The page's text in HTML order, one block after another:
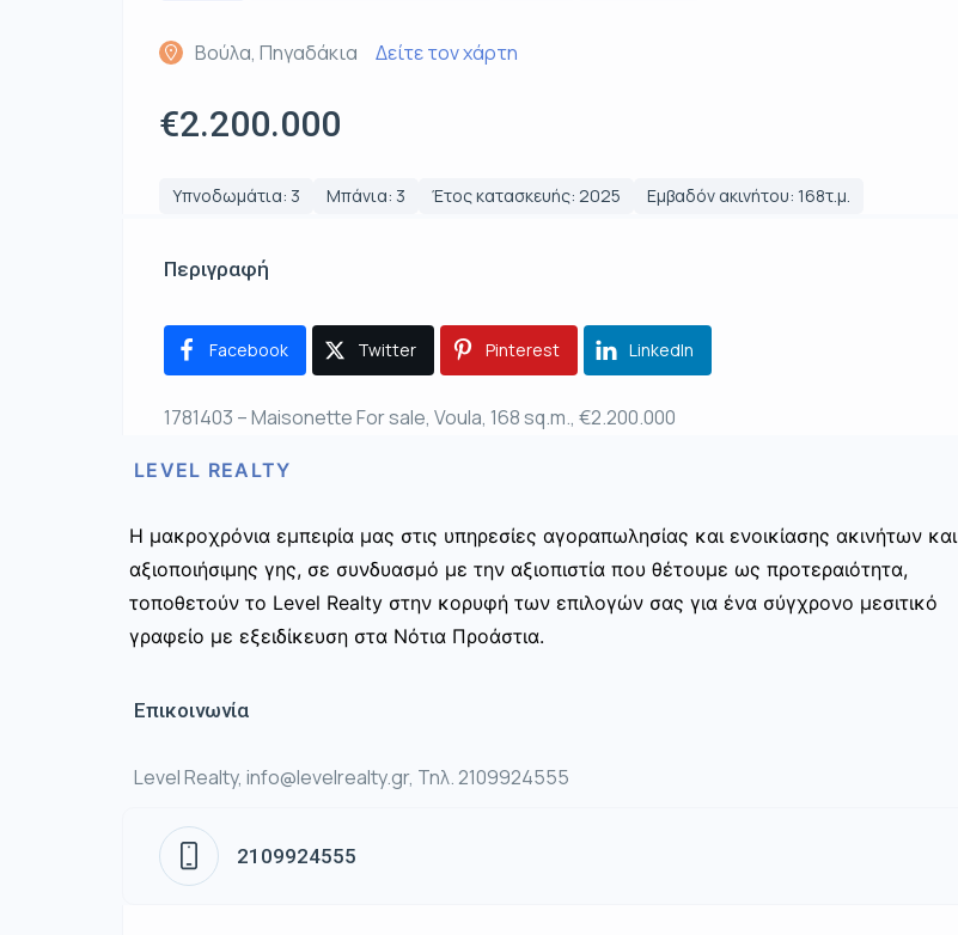
Βούλα, Πηγαδάκια Δείτε τον χάρτη
€2.200.000
Υπνοδωμάτια: 3 Μπάνια: 3 Έτος κατασκευής: 2025 Εμβαδόν ακινήτου: 168τ.μ.
Περιγραφή
Facebook Twitter Pinterest LinkedIn
1781403 – Maisonette For sale, Voula, 168 sq.m., €2.200.000
LEVEL REALTY
Η μακροχρόνια εμπειρία μας στις υπηρεσίες αγοραπωλησίας και ενοικίασης ακινήτων και
αξιοποιήσιμης γης, σε συνδυασμό με την αξιοπιστία που θέτουμε ως προτεραιότητα,
τοποθετούν το Level Realty στην κορυφή των επιλογών σας για ένα σύγχρονο μεσιτικό
γραφείο με εξειδίκευση στα Νότια Προάστια.
Επικοινωνία
Level Realty, info@levelrealty.gr, Τηλ. 2109924555
2109924555